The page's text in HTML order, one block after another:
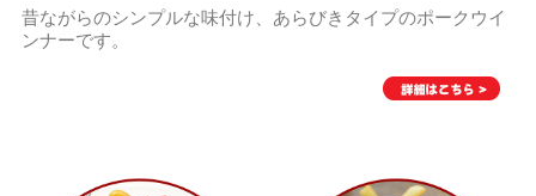
昔ながらのシンプルな味付け、あらびきタイプのポークウイ
ンナーです。